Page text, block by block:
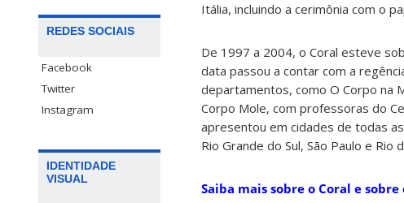
REDES SOCIAIS
Facebook
Twitter
Instagram
IDENTIDADE
VISUAL
Itália, incluindo a cerimônia com o
De 1997 a 2004, o Coral esteve
data passou a contar com a
departamentos, como O Corpo na
Corpo Mole, com professoras do
apresentou em cidades de todas
Rio Grande do Sul, São Paulo e Rio
Saiba mais sobre o Coral e